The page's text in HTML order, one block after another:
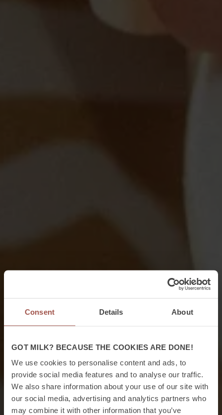
Consent Details About
GOT MILK? BECAUSE THE COOKIES ARE DONE!
We use cookies to personalise content and ads, to
provide social media features and to analyse our traffic.
We also share information about your use of our site with
our social media, advertising and analytics partners who
may combine it with other information that you’ve